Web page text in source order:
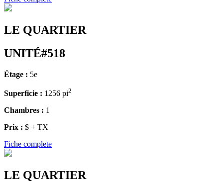
LE QUARTIER
UNITÉ#518
Étage : 5e
Superficie : 1256 pi2
Chambres : 1
Prix : $ + TX
Fiche complete
LE QUARTIER